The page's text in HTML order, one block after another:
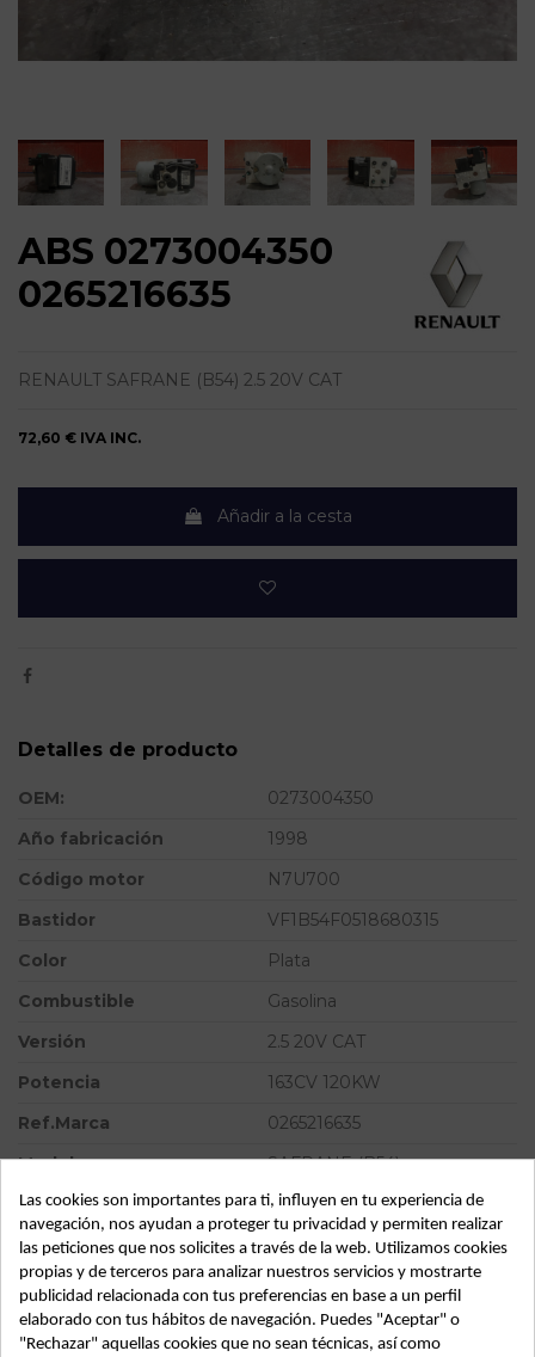
ABS 0273004350
0265216635
RENAULT SAFRANE (B54) 2.5 20V CAT
72,60 € IVA INC.
Añadir a la cesta
Detalles de producto
OEM:
0273004350
Año fabricación
1998
Código motor
N7U700
Bastidor
VF1B54F0518680315
Color
Plata
Combustible
Gasolina
Versión
2.5 20V CAT
Potencia
163CV 120KW
Ref.Marca
0265216635
Modelo
SAFRANE (B54)
Tipo vehículo
Turismo
Almacén
49349
SubAlmacén
383
SubSubAlmacén
100029801
Las cookies son importantes para ti, influyen en tu experiencia de
navegación, nos ayudan a proteger tu privacidad y permiten realizar
las peticiones que nos solicites a través de la web. Utilizamos cookies
propias y de terceros para analizar nuestros servicios y mostrarte
publicidad relacionada con tus preferencias en base a un perfil
elaborado con tus hábitos de navegación. Puedes "Aceptar" o
"Rechazar" aquellas cookies que no sean técnicas, así como